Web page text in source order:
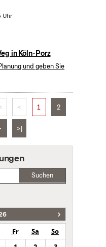
Uhr
in Köln-Porz
und geben Sie
< 1 2
>|
Suchen
Fr Sa
So